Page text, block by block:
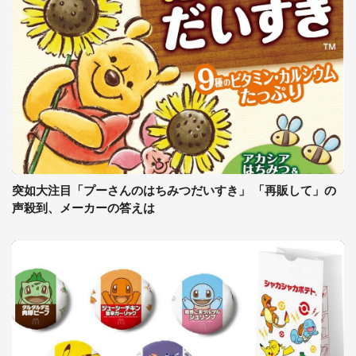
突如大注目「プーさんのはちみつだいすき」 「再販して」の
声殺到、メーカーの答えは